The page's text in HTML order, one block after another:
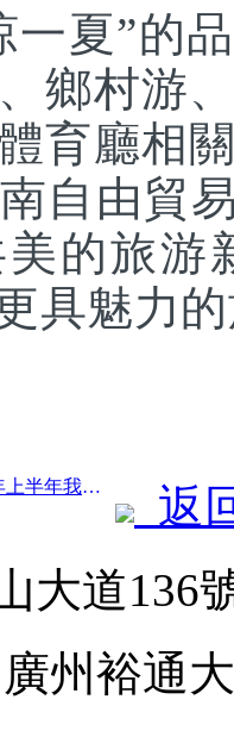
夏”的品
鄉村游
育廳相
自由貿
的旅游
具魅力
前一篇：國新辦發布會：今年上半年我國跨境旅行收入增長42%
返
大道136
州裕通